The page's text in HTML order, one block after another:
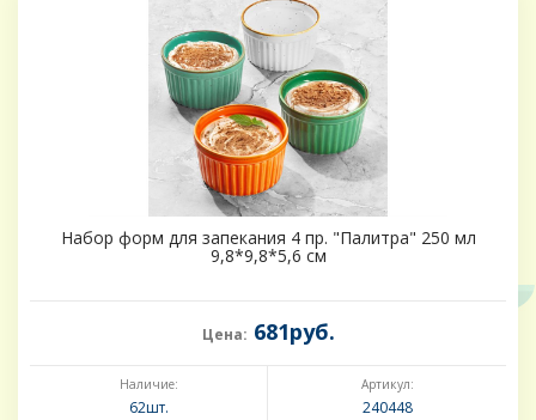
Набор форм для запекания 4 пр. "Палитра" 250 мл
9,8*9,8*5,6 см
Цена: 681руб.
Наличие:
62шт.
Артикул:
240448